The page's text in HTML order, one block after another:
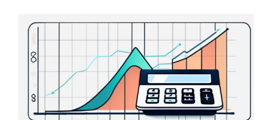
Zeige
grösseres
Bild